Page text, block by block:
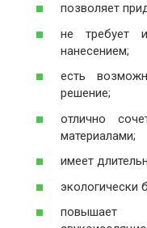
позволяет
не требует
нанесением;
есть
решение;
отлично
материалами;
имеет
экологически